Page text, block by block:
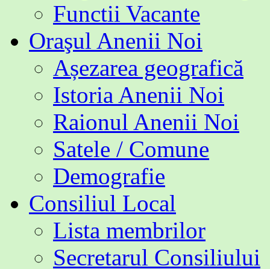
Functii Vacante
Oraşul Anenii Noi
Așezarea geografică
Istoria Anenii Noi
Raionul Anenii Noi
Satele / Comune
Demografie
Consiliul Local
Lista membrilor
Secretarul Consiliului